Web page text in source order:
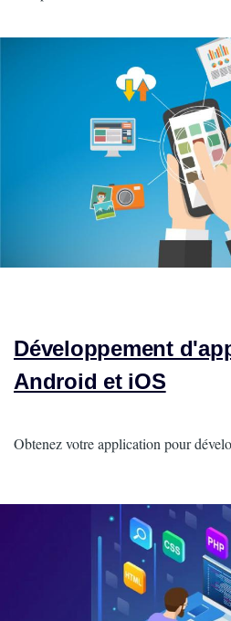
Développement
Android et iOS
Intro
Obtenez votre application pour